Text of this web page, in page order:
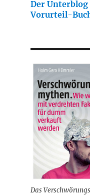
Der
Vorurteil-
Das